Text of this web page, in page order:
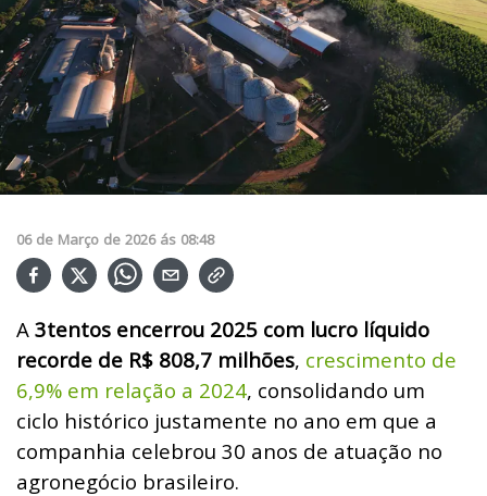
06 de Março de 2026 ás 08:48
A 3tentos encerrou 2025 com lucro líquido
recorde de R$ 808,7 milhões, crescimento de
6,9% em relação a 2024, consolidando um
ciclo histórico justamente no ano em que a
companhia celebrou 30 anos de atuação no
agronegócio brasileiro.